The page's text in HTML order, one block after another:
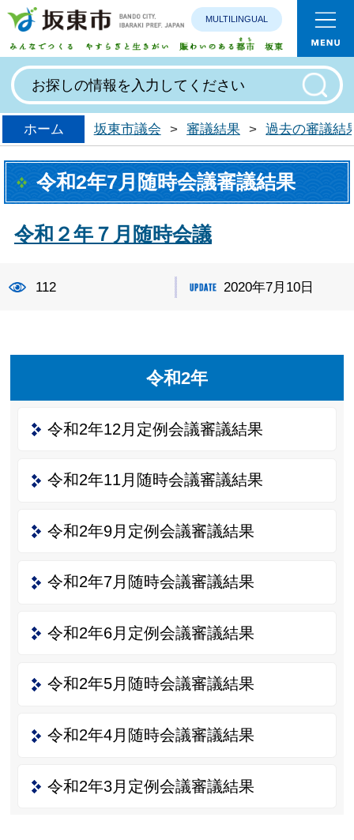
みんなで
MULTILINGUAL
ホーム 坂東市議会 > 審議結果 > 過去の審議結
令和2年7月随時会議審議結果
令和２年７月随時会議
112 2020年7月10日
令和2年
令和2年12月定例会議審議結果
令和2年11月随時会議審議結果
令和2年9月定例会議審議結果
令和2年7月随時会議審議結果
令和2年6月定例会議審議結果
令和2年5月随時会議審議結果
令和2年4月随時会議審議結果
令和2年3月定例会議審議結果